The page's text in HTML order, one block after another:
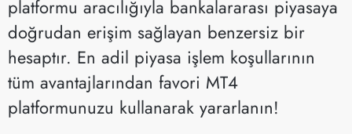
platformu aracılığıyla bankalararası piyasaya
doğrudan erişim sağlayan benzersiz bir
hesaptır. En adil piyasa işlem koşullarının
tüm avantajlarından favori MT4
platformunuzu kullanarak yararlanın!